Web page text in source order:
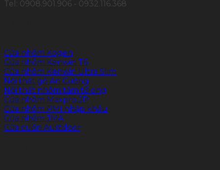
Tel: 0908.901.906 - 0932.116.368
Cửa nhôm Kogen
Cửa nhôm Kenwin T6
Cửa nhôm Kenwin Ultra Slim
Nội thất gỗ An Cường
Nội thất nhôm tấm tổ ong
Cửa nhôm Maxpro.JP
Cửa nhôm PMI nhập khẩu
Cửa nhôm JMA
Cửa cuốn Austdoor